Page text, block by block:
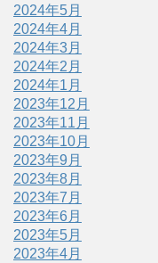
2024年5月
2024年4月
2024年3月
2024年2月
2024年1月
2023年12月
2023年11月
2023年10月
2023年9月
2023年8月
2023年7月
2023年6月
2023年5月
2023年4月